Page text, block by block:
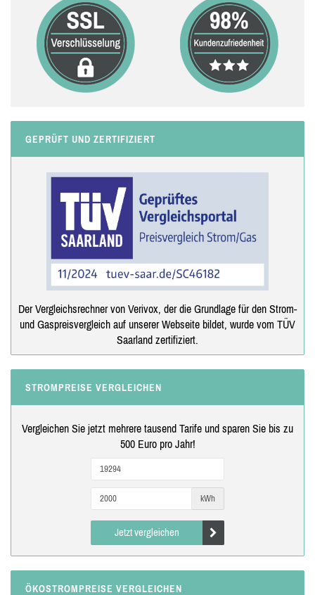
GEPRÜFT UND ZERTIFIZIERT
Der Vergleichsrechner von Verivox, der die Grundlage für den Strom-
und Gaspreisvergleich auf unserer Webseite bildet, wurde vom TÜV
Saarland zertifiziert.
STROMPREISE VERGLEICHEN
Vergleichen Sie jetzt mehrere tausend Tarife und sparen Sie bis zu
500 Euro pro Jahr!
kWh
Jetzt vergleichen
ÖKOSTROMPREISE VERGLEICHEN